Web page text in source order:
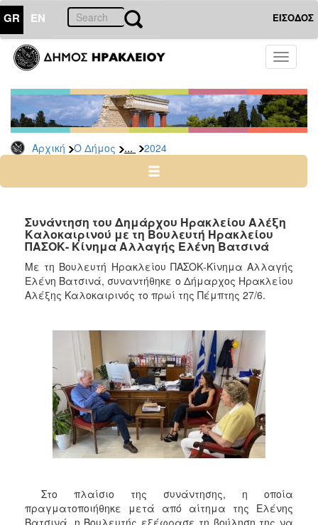
GR EN ΕΙΣΟΔΟΣ
Toggle
Αρχική Ο Δήμος ... 2024
ΔΗΜΟΣ
Δελτία
Τύπου
Αρχείο
2026
2024
2022
2020
2019
2017
2015
2013
2012
2011
2006
Συνάντηση του Δημάρχου Ηρακλείου Αλέξη
Καλοκαιρινού με τη Βουλευτή Ηρακλείου
ΠΑΣΟΚ- Κίνημα Αλλαγής Ελένη Βατσινά
Με τη Βουλευτή Ηρακλείου ΠΑΣΟΚ-Κίνημα Αλλαγής
Ελένη Βατσινά, συναντήθηκε ο Δήμαρχος Ηρακλείου
Αλέξης Καλοκαιρινός το πρωί της Πέμπτης 27/6.
Στο πλαίσιο της συνάντησης, η οποία
πραγματοποιήθηκε μετά από αίτημα της Ελένης
Βατσινά, η Βουλευτής εξέφρασε τη βούληση της να